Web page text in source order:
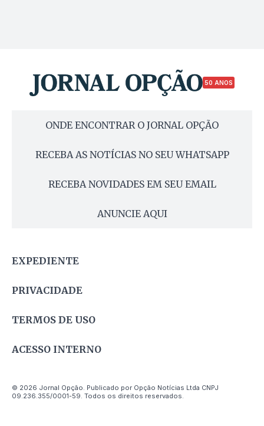
50 ANOS
ONDE ENCONTRAR O JORNAL OPÇÃO
RECEBA AS NOTÍCIAS NO SEU WHATSAPP
RECEBA NOVIDADES EM SEU EMAIL
ANUNCIE AQUI
EXPEDIENTE
PRIVACIDADE
TERMOS DE USO
ACESSO INTERNO
© 2026 Jornal Opção. Publicado por Opção Notícias Ltda CNPJ
09.236.355/0001-59. Todos os direitos reservados.